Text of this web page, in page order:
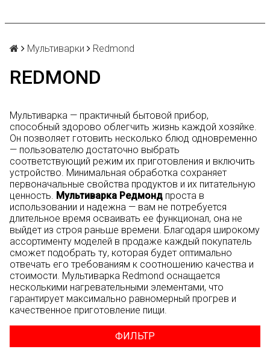
Мультиварки Redmond
REDMOND
Мультиварка — практичный бытовой прибор,
способный здорово облегчить жизнь каждой хозяйке.
Он позволяет готовить несколько блюд одновременно
— пользователю достаточно выбрать
соответствующий режим их приготовления и включить
устройство. Минимальная обработка сохраняет
первоначальные свойства продуктов и их питательную
ценность. Мультиварка Редмонд проста в
использовании и надежна — вам не потребуется
длительное время осваивать ее функционал, она не
выйдет из строя раньше времени. Благодаря широкому
ассортименту моделей в продаже каждый покупатель
сможет подобрать ту, которая будет оптимально
отвечать его требованиям к соотношению качества и
стоимости. Мультиварка Redmond оснащается
несколькими нагревательными элементами, что
гарантирует максимально равномерный прогрев и
качественное приготовление пищи.
ФИЛЬТР